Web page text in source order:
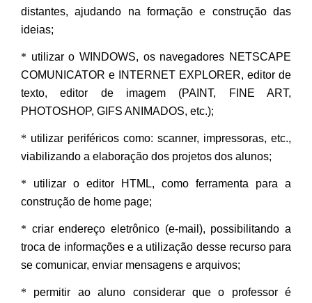
distantes, ajudando na formação e construção das
ideias;
* utilizar o WINDOWS, os navegadores NETSCAPE
COMUNICATOR e INTERNET EXPLORER, editor de
texto, editor de imagem (PAINT, FINE ART,
PHOTOSHOP, GIFS ANIMADOS, etc.);
* utilizar periféricos como: scanner, impressoras, etc.,
viabilizando a elaboração dos projetos dos alunos;
* utilizar o editor HTML, como ferramenta para a
construção de home page;
* criar endereço eletrônico (e-mail), possibilitando a
troca de informações e a utilização desse recurso para
se comunicar, enviar mensagens e arquivos;
* permitir ao aluno considerar que o professor é